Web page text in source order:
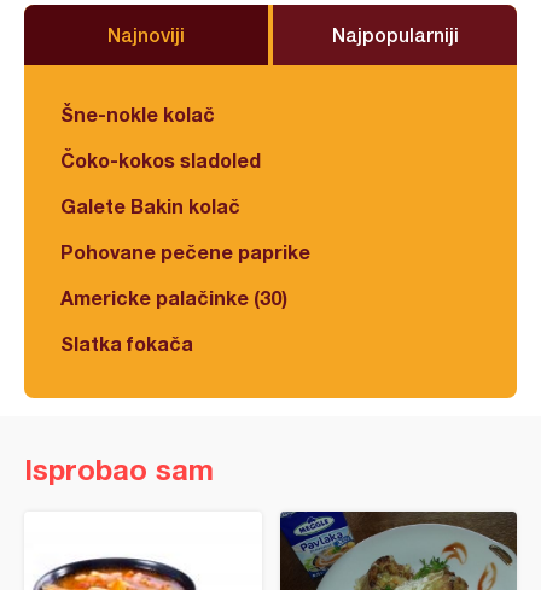
Najnoviji Najpopularniji
Šne-nokle kolač
Čoko-kokos sladoled
Galete Bakin kolač
Pohovane pečene paprike
Americke palačinke (30)
Slatka fokača
Isprobao sam